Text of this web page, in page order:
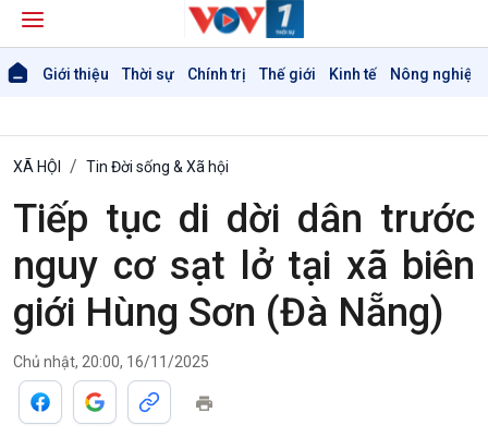
Giới thiệu Thời sự Chính trị Thế giới Kinh tế Nông nghiệp
Giới thiệu
XÃ HỘI Tin Đời sống & Xã hội
Tiếp tục di dời dân trước
nguy cơ sạt lở tại xã biên
giới Hùng Sơn (Đà Nẵng)
Chủ nhật, 20:00, 16/11/2025